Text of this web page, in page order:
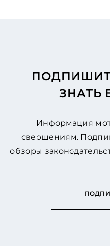
ЗНАТЬ
Информация
свершениям.
обзоры